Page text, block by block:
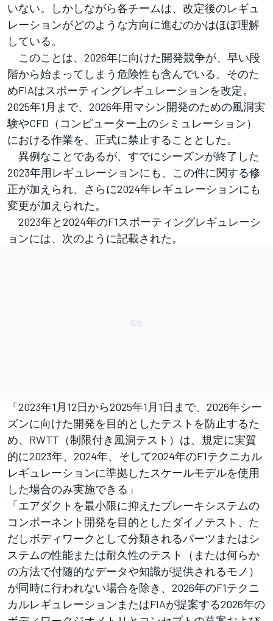
いない。しかしながら各チームは、改定後のレギュ
レーションがどのような方向に進むのかはほぼ理解
している。
このことは、2026年に向けた開発競争が、早い段
階から始まってしまう危険性も含んでいる。そのた
めFIAはスポーティングレギュレーションを改定。
2025年1月まで、2026年用マシン開発のための風洞実
験やCFD（コンピューター上のシミュレーション）
における作業を、正式に禁止することとした。
異例なことであるが、すでにシーズンが終了した
2023年用レギュレーションにも、この件に関する修
正が加えられ、さらに2024年レギュレーションにも
変更が加えられた。
2023年と2024年のF1スポーティングレギュレーシ
ョンには、次のように記載された。
「2023年1月12日から2025年1月1日まで、2026年シー
ズンに向けた開発を目的としたテストを防止するた
め、RWTT（制限付き風洞テスト）は、規定に実質
的に2023年、2024年、そして2024年のF1テクニカル
レギュレーションに準拠したスケールモデルを使用
した場合のみ実施できる」
「エアダクトを最小限に抑えたブレーキシステムの
コンポーネント開発を目的としたダイノテスト、た
だしボディワークとして分類されるパーツまたはシ
ステムの性能または耐久性のテスト（または何らか
の方法で付随的なデータや知識が提供されるモノ）
が同時に行われない場合を除き、2026年のF1テクニ
カルレギュレーションまたはFIAが提案する2026年の